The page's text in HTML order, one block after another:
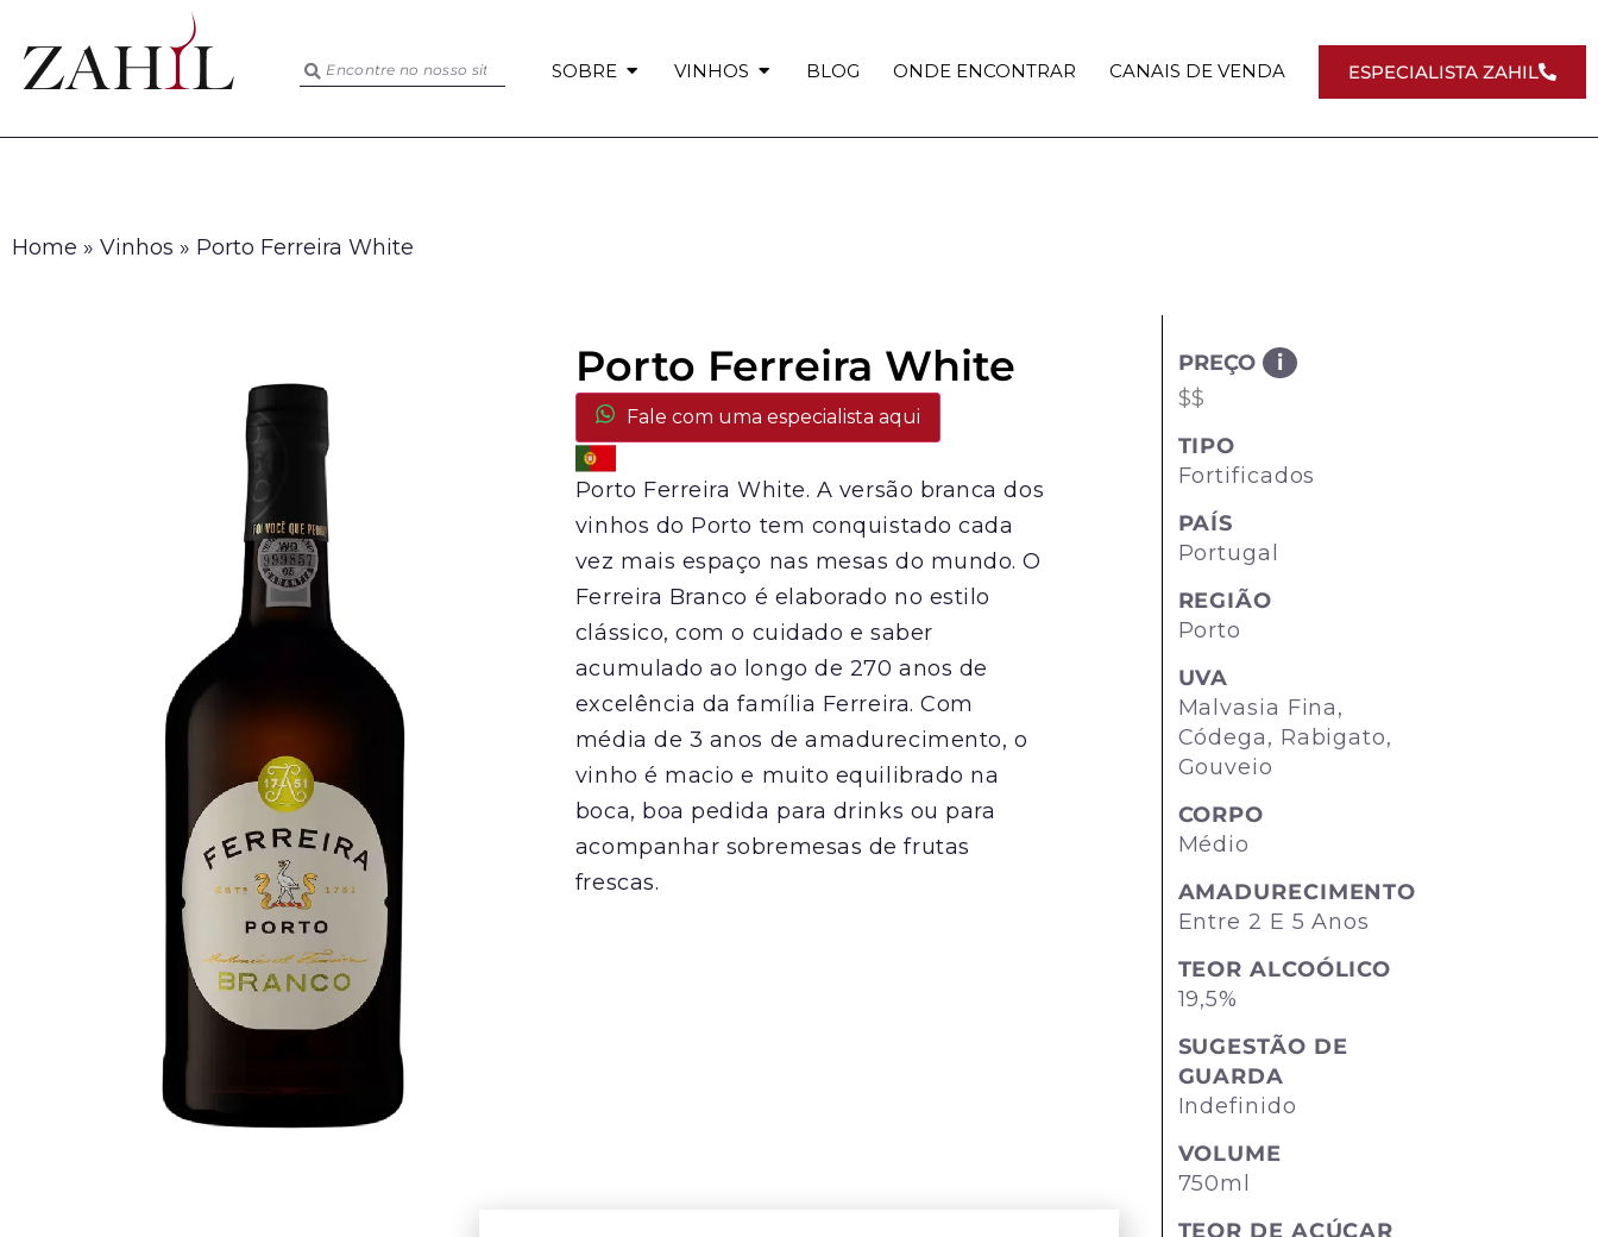
SOBRE VINHOS BLOG ONDE ENCONTRAR CANAIS DE VENDA ESPECIALISTA ZAHIL
Home » Vinhos » Porto Ferreira White
Porto Ferreira White
Fale com uma especialista aqui
Porto Ferreira White. A versão branca dos
vinhos do Porto tem conquistado cada
vez mais espaço nas mesas do mundo. O
Ferreira Branco é elaborado no estilo
clássico, com o cuidado e saber
acumulado ao longo de 270 anos de
excelência da família Ferreira. Com
média de 3 anos de amadurecimento, o
vinho é macio e muito equilibrado na
boca, boa pedida para drinks ou para
acompanhar sobremesas de frutas
frescas.
i
PREÇO
$$
TIPO
Fortificados
PAÍS
Portugal
REGIÃO
Porto
UVA
Malvasia Fina,
Códega, Rabigato,
Gouveio
CORPO
Médio
AMADURECIMENTO
Entre 2 E 5 Anos
TEOR ALCOÓLICO
19,5%
SUGESTÃO DE
GUARDA
Indefinido
VOLUME
750ml
TEOR DE AÇÚCAR